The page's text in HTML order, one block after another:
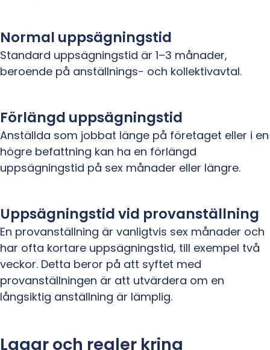
Normal uppsägningstid
Standard uppsägningstid är 1–3 månader,
beroende på anställnings- och kollektivavtal.
Förlängd uppsägningstid
Anställda som jobbat länge på företaget eller i en
högre befattning kan ha en förlängd
uppsägningstid på sex månader eller längre.
Uppsägningstid vid provanställning
En provanställning är vanligtvis sex månader och
har ofta kortare uppsägningstid, till exempel två
veckor. Detta beror på att syftet med
provanställningen är att utvärdera om en
långsiktig anställning är lämplig.
Lagar och regler kring